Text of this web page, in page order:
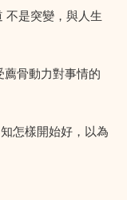
不是突變，與人生
骨動力對事情的
怎樣開始好，以為